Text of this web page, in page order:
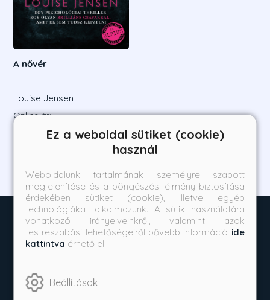
A nővér
Louise Jensen
Online ár:
3 690 FtEz a weboldal sütiket (cookie)
használ
Weboldalunk tartalmának személyre szabott
megjelenítése és a böngészési élmény biztosítása
érdekében sütiket (cookie), illetve egyéb
technológiákat alkalmazunk. A sütik használatára
vonatkozó irányelveinkről, valamint azok
testreszabási lehetőségeiről bővebb információ ide
kattintva érhető el.
Beállítások